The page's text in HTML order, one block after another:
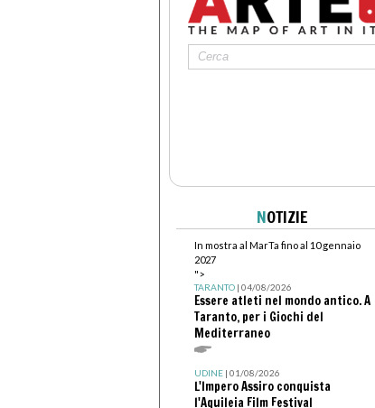
NOTIZIE
In mostra al MarTa fino al 10 gennaio
2027
">
TARANTO| 04/08/2026
Essere atleti nel mondo antico. A
Taranto, per i Giochi del
Mediterraneo
UDINE| 01/08/2026
L'Impero Assiro conquista
l'Aquileia Film Festival